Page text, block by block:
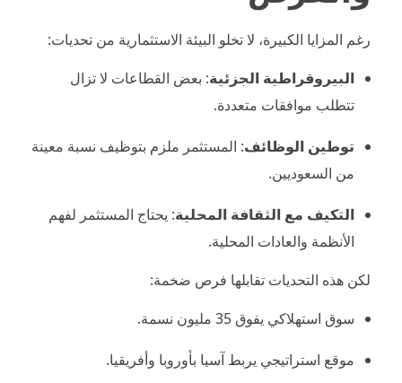
رغم المزايا الكبيرة، لا تخلو البيئة الاستثمارية من تحديات:
البيروقراطية الجزئية: بعض القطاعات لا تزال
تتطلب موافقات متعددة.
توطين الوظائف: المستثمر ملزم بتوظيف نسبة معينة
من السعوديين.
التكيف مع الثقافة المحلية: يحتاج المستثمر لفهم
الأنظمة والعادات المحلية.
لكن هذه التحديات تقابلها فرص ضخمة:
سوق استهلاكي يفوق 35 مليون نسمة.
موقع استراتيجي يربط آسيا بأوروبا وأفريقيا.